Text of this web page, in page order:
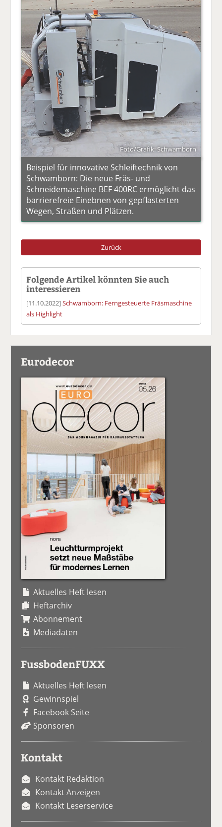
Foto/Grafik: Schwamborn
Beispiel für innovative Schleiftechnik von
Schwamborn: Die neue Fräs- und
Schneidemaschine BEF 400RC ermöglicht das
barrierefreie Einebnen von gepflasterten
Wegen, Straßen und Plätzen.
Zurück
Folgende Artikel könnten Sie auch
interessieren
[11.10.2022]Schwamborn: Ferngesteuerte Fräsmaschine
als Highlight
Eurodecor
Aktuelles Heft lesen
Heftarchiv
Abonnement
Mediadaten
FussbodenFUXX
Aktuelles Heft lesen
Gewinnspiel
Facebook Seite
Sponsoren
Kontakt
Kontakt Redaktion
Kontakt Anzeigen
Kontakt Leserservice